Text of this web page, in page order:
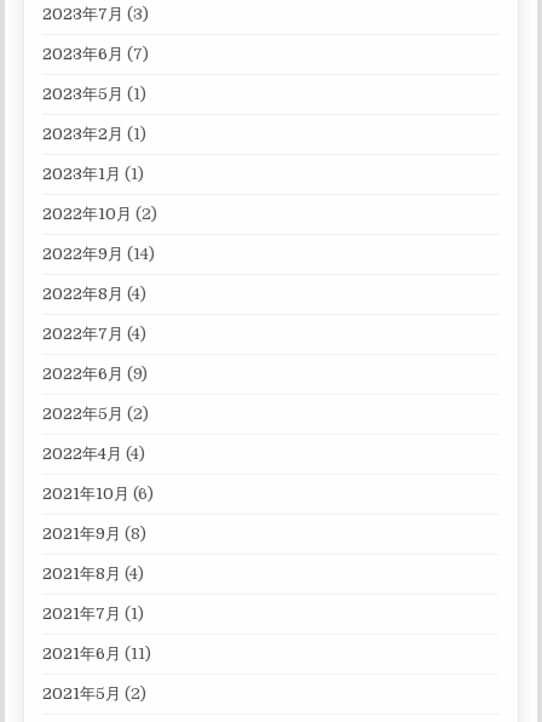
2023年7月 (3)
2023年6月 (7)
2023年5月 (1)
2023年2月 (1)
2023年1月 (1)
2022年10月 (2)
2022年9月 (14)
2022年8月 (4)
2022年7月 (4)
2022年6月 (9)
2022年5月 (2)
2022年4月 (4)
2021年10月 (6)
2021年9月 (8)
2021年8月 (4)
2021年7月 (1)
2021年6月 (11)
2021年5月 (2)